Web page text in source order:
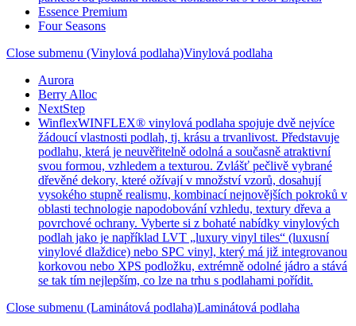
Essence Premium
Four Seasons
Close submenu (Vinylová podlaha)Vinylová podlaha
Aurora
Berry Alloc
NextStep
WinflexWINFLEX® vinylová podlaha spojuje dvě nejvíce
žádoucí vlastnosti podlah, tj. krásu a trvanlivost. Představuje
podlahu, která je neuvěřitelně odolná a současně atraktivní
svou formou, vzhledem a texturou. Zvlášť pečlivě vybrané
dřevěné dekory, které ožívají v množství vzorů, dosahují
vysokého stupně realismu, kombinací nejnovějších pokroků v
oblasti technologie napodobování vzhledu, textury dřeva a
povrchové ochrany. Vyberte si z bohaté nabídky vinylových
podlah jako je například LVT „luxury vinyl tiles“ (luxusní
vinylové dlaždice) nebo SPC vinyl, který má již integrovanou
korkovou nebo XPS podložku, extrémně odolné jádro a stává
se tak tím nejlepším, co lze na trhu s podlahami pořídit.
Close submenu (Laminátová podlaha)Laminátová podlaha